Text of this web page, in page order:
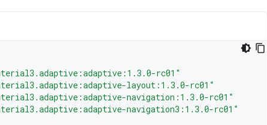
rc01"
layout:1.3.0-rc01"
navigation:1.3.0-rc01"
navigation3:1.3.0-rc01"